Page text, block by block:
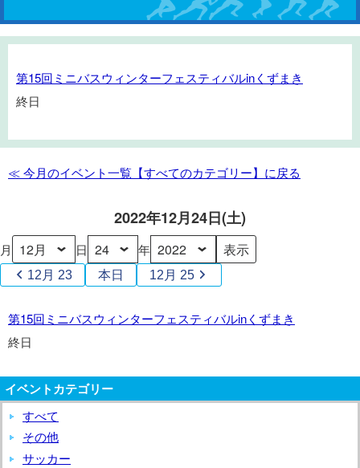
第
15
回
ニ
バ
ン
タ
ー
ェ
ス
ィ
バ
ル
in
く
第15回ミニバスウィンターフェスティバルinくずまき
終日
≪ 今月のイベント一覧【すべてのカテゴリー】に戻る
2022年12月24日(土)
月 日 年
12月 23 本日 12月 25
第
15
回
ニ
バ
第15回ミニバスウィンターフェスティバルinくずまき
終日
イベントカテゴリー
すべて
その他
サッカー